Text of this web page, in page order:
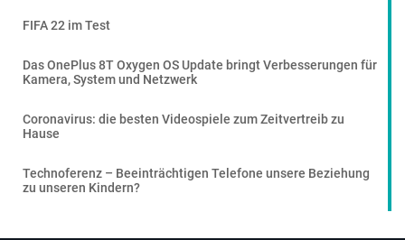
FIFA 22 im Test
Das OnePlus 8T Oxygen OS Update bringt Verbesserungen für
Kamera, System und Netzwerk
Coronavirus: die besten Videospiele zum Zeitvertreib zu
Hause
Technoferenz – Beeinträchtigen Telefone unsere Beziehung
zu unseren Kindern?